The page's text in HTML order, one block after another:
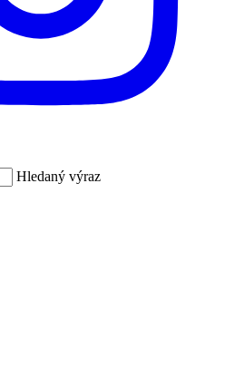
Hledaný výraz